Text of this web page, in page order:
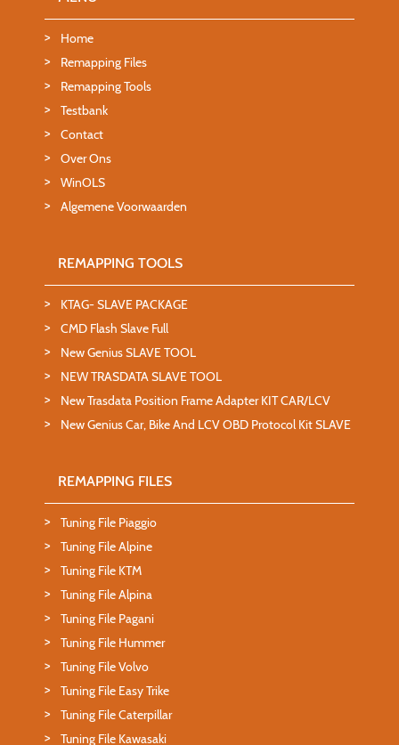
Home
Remapping Files
Remapping Tools
Testbank
Contact
Over Ons
WinOLS
Algemene Voorwaarden
REMAPPING TOOLS
KTAG- SLAVE PACKAGE
CMD Flash Slave Full
New Genius SLAVE TOOL
NEW TRASDATA SLAVE TOOL
New Trasdata Position Frame Adapter KIT CAR/LCV
New Genius Car, Bike And LCV OBD Protocol Kit SLAVE
REMAPPING FILES
Tuning File Piaggio
Tuning File Alpine
Tuning File KTM
Tuning File Alpina
Tuning File Pagani
Tuning File Hummer
Tuning File Volvo
Tuning File Easy Trike
Tuning File Caterpillar
Tuning File Kawasaki